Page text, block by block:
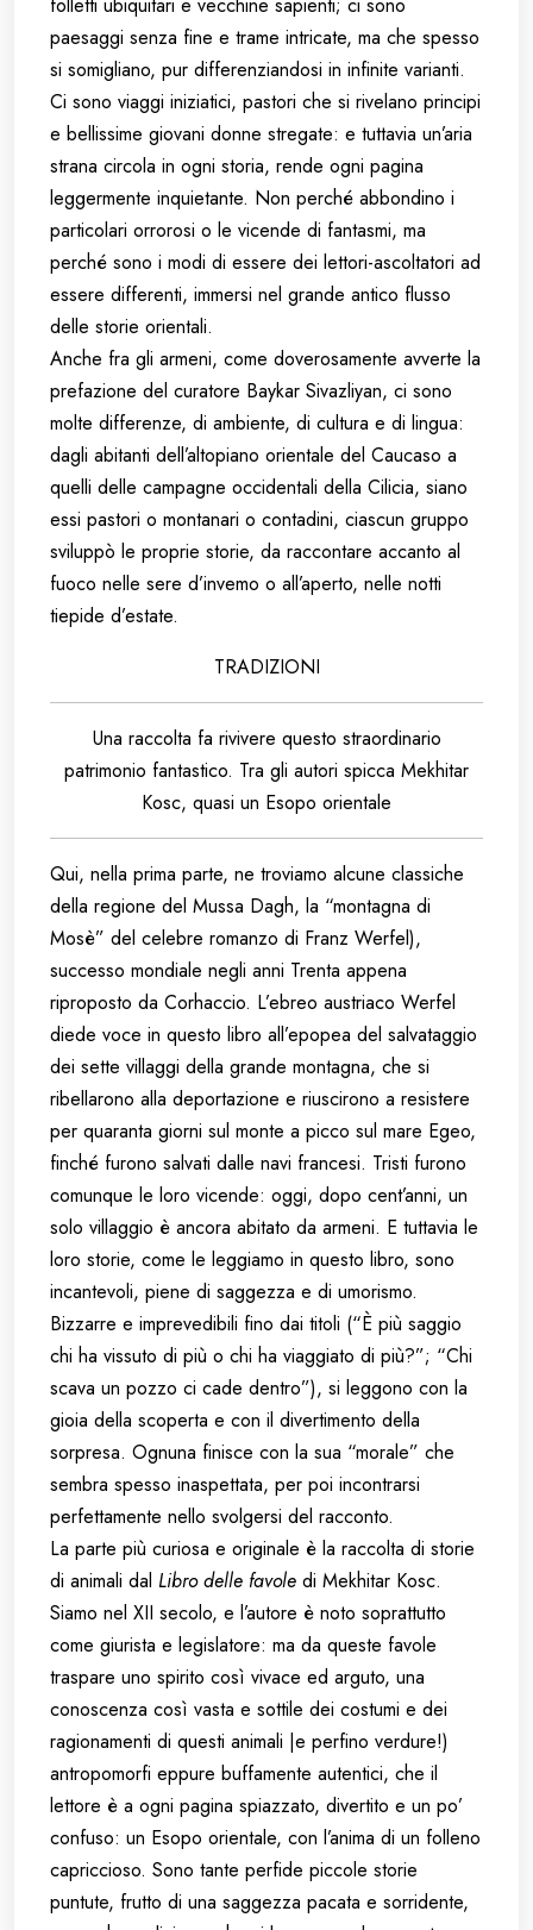
paesaggi senza fine e trame intricate, ma che spesso
si somigliano, pur differenziandosi in infinite varianti.
Ci sono viaggi iniziatici, pastori che si rivelano principi
e bellissime giovani donne stregate: e tuttavia un’aria
strana circola in ogni storia, rende ogni pagina
leggermente inquietante. Non perché abbondino i
particolari orrorosi o le vicende di fantasmi, ma
perché sono i modi di essere dei lettori-ascoltatori ad
essere differenti, immersi nel grande antico flusso
delle storie orientali.
Anche fra gli armeni, come doverosamente avverte la
prefazione del curatore Baykar Sivazliyan, ci sono
molte differenze, di ambiente, di cultura e di lingua:
dagli abitanti dell’altopiano orientale del Caucaso a
quelli delle campagne occidentali della Cilicia, siano
essi pastori o montanari o contadini, ciascun gruppo
sviluppò le proprie storie, da raccontare accanto al
fuoco nelle sere d’invemo o all’aperto, nelle notti
tiepide d’estate.
TRADIZIONI
Una raccolta fa rivivere questo straordinario
patrimonio fantastico. Tra gli autori spicca Mekhitar
Kosc, quasi un Esopo orientale
Qui, nella prima parte, ne troviamo alcune classiche
della regione del Mussa Dagh, la “montagna di
Mosè” del celebre romanzo di Franz Werfel),
successo mondiale negli anni Trenta appena
riproposto da Corhaccio. L’ebreo austriaco Werfel
diede voce in questo libro all’epopea del salvataggio
dei sette villaggi della grande montagna, che si
ribellarono alla deportazione e riuscirono a resistere
per quaranta giorni sul monte a picco sul mare Egeo,
finché furono salvati dalle navi francesi. Tristi furono
comunque le loro vicende: oggi, dopo cent’anni, un
solo villaggio è ancora abitato da armeni. E tuttavia le
loro storie, come le leggiamo in questo libro, sono
incantevoli, piene di saggezza e di umorismo.
Bizzarre e imprevedibili fino dai titoli (“È più saggio
chi ha vissuto di più o chi ha viaggiato di più?”; “Chi
scava un pozzo ci cade dentro”), si leggono con la
gioia della scoperta e con il divertimento della
sorpresa. Ognuna finisce con la sua “morale” che
sembra spesso inaspettata, per poi incontrarsi
perfettamente nello svolgersi del racconto.
La parte più curiosa e originale è la raccolta di storie
di animali dal Libro delle favole di Mekhitar Kosc.
Siamo nel XII secolo, e l’autore è noto soprattutto
come giurista e legislatore: ma da queste favole
traspare uno spirito così vivace ed arguto, una
conoscenza così vasta e sottile dei costumi e dei
ragionamenti di questi animali |e perfino verdure!)
antropomorfi eppure buffamente autentici, che il
lettore è a ogni pagina spiazzato, divertito e un po’
confuso: un Esopo orientale, con l’anima di un folleno
capriccioso. Sono tante perfide piccole storie
puntute, frutto di una saggezza pacata e sorridente,